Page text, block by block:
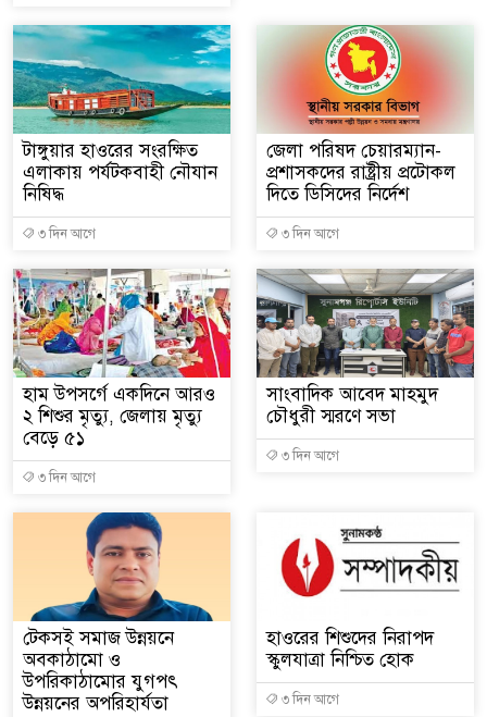
টাঙ্গুয়ার হাওরের সংরক্ষিত
এলাকায় পর্যটকবাহী নৌযান
নিষিদ্ধ
৩ দিন আগে
জেলা পরিষদ চেয়ারম্যান-
প্রশাসকদের রাষ্ট্রীয় প্রটোকল
দিতে ডিসিদের নির্দেশ
৩ দিন আগে
হাম উপসর্গে একদিনে আরও
২ শিশুর মৃত্যু, জেলায় মৃত্যু
বেড়ে ৫১
৩ দিন আগে
সাংবাদিক আবেদ মাহমুদ
চৌধুরী স্মরণে সভা
৩ দিন আগে
টেকসই সমাজ উন্নয়নে
অবকাঠামো ও
উপরিকাঠামোর যুগপৎ
উন্নয়নের অপরিহার্যতা
হাওরের শিশুদের নিরাপদ
স্কুলযাত্রা নিশ্চিত হোক
৩ দিন আগে